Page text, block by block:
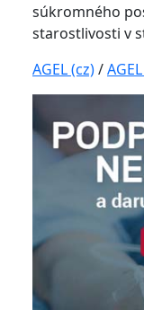
súkromného
starostlivosti v
AGEL (cz)/